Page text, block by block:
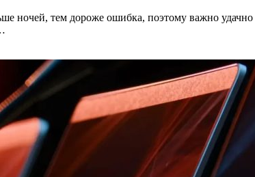
ночей, тем дороже ошибка, поэтому важно удачно